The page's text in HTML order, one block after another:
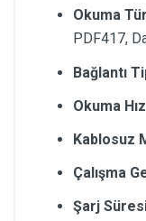
Okuma
PDF417,
Bağlantı
Okuma
Kablosuz
Çalışma
Şarj